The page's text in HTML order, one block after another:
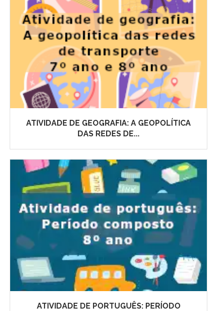
ATIVIDADE DE GEOGRAFIA: A GEOPOLÍTICA
DAS REDES DE...
ATIVIDADE DE PORTUGUÊS: PERÍODO